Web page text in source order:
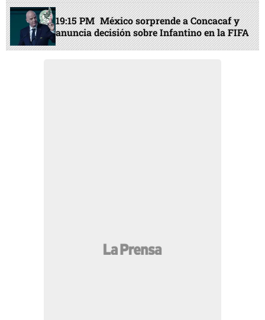
19:15 PM México sorprende a Concacaf y
anuncia decisión sobre Infantino en la FIFA